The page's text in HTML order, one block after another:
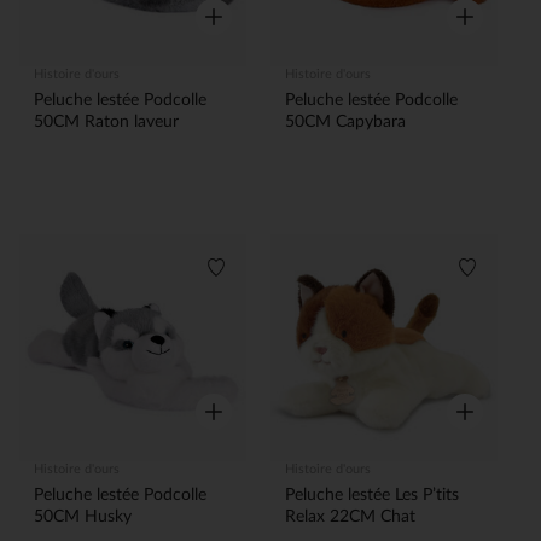
Aperçu rapide
Peluche lestée Podcolle
50CM Raton laveur
Aperçu
Peluche lestée Podcolle
50CM Capybara
Liste de souhaits
Aperçu rapide
Peluche lestée Podcolle
50CM Husky
Aperçu
Peluche lestée Les P’tits
Relax 22CM Chat